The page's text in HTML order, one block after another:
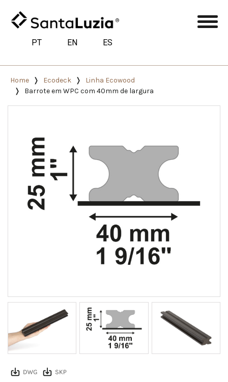
PT EN ES
Home Ecodeck
Linha Ecowood
Barrote em WPC com 40mm de largura